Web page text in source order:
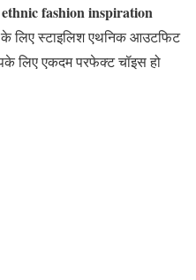
ethnic fashion inspiration
लिए स्टाइलिश एथनिक आउटफिट
लिए एकदम परफेक्ट चॉइस हो